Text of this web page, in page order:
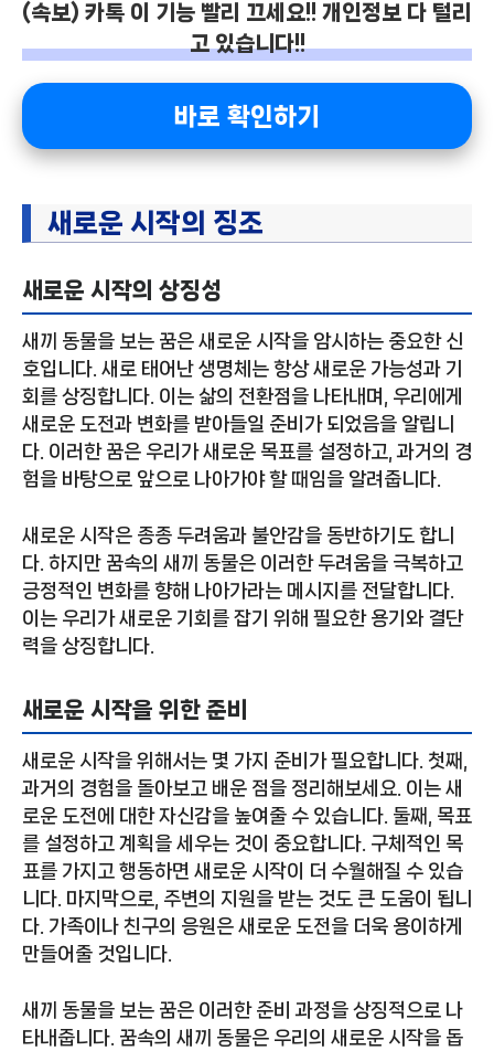
(속보) 카톡 이 기능 빨리 끄세요!! 개인정보 다 털리
고 있습니다!!
바로 확인하기
새로운 시작의 징조
새로운 시작의 상징성
새끼 동물을 보는 꿈은 새로운 시작을 암시하는 중요한 신
호입니다. 새로 태어난 생명체는 항상 새로운 가능성과 기
회를 상징합니다. 이는 삶의 전환점을 나타내며, 우리에게
새로운 도전과 변화를 받아들일 준비가 되었음을 알립니
다. 이러한 꿈은 우리가 새로운 목표를 설정하고, 과거의 경
험을 바탕으로 앞으로 나아가야 할 때임을 알려줍니다.
새로운 시작은 종종 두려움과 불안감을 동반하기도 합니
다. 하지만 꿈속의 새끼 동물은 이러한 두려움을 극복하고
긍정적인 변화를 향해 나아가라는 메시지를 전달합니다.
이는 우리가 새로운 기회를 잡기 위해 필요한 용기와 결단
력을 상징합니다.
새로운 시작을 위한 준비
새로운 시작을 위해서는 몇 가지 준비가 필요합니다. 첫째,
과거의 경험을 돌아보고 배운 점을 정리해보세요. 이는 새
로운 도전에 대한 자신감을 높여줄 수 있습니다. 둘째, 목표
를 설정하고 계획을 세우는 것이 중요합니다. 구체적인 목
표를 가지고 행동하면 새로운 시작이 더 수월해질 수 있습
니다. 마지막으로, 주변의 지원을 받는 것도 큰 도움이 됩니
다. 가족이나 친구의 응원은 새로운 도전을 더욱 용이하게
만들어줄 것입니다.
새끼 동물을 보는 꿈은 이러한 준비 과정을 상징적으로 나
타내줍니다. 꿈속의 새끼 동물은 우리의 새로운 시작을 돕